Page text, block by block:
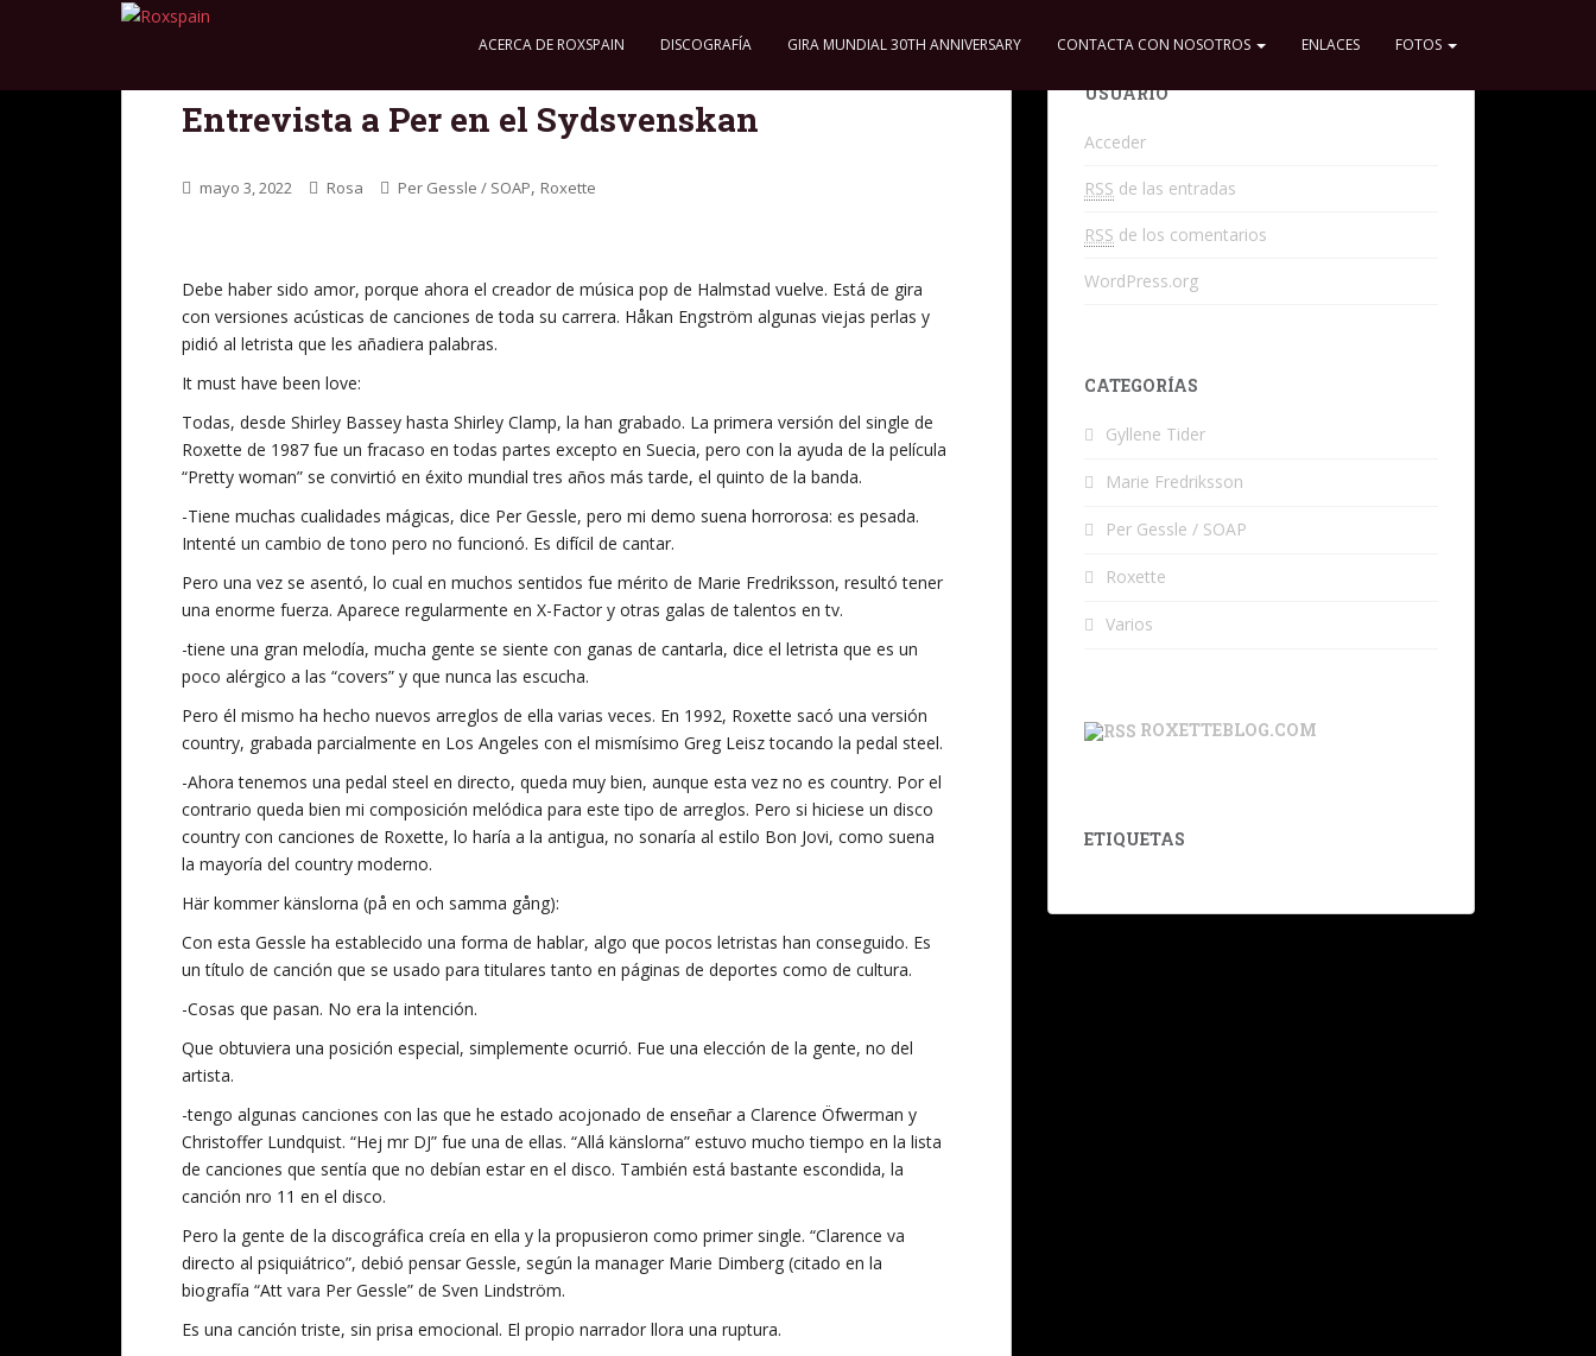
p
ACERCA DE ROXSPAIN DISCOGRAFÍA GIRA MUNDIAL 30TH ANNIVERSARY CONTACTA CON NOSOTROS ENLACES FOTOS
Entrevista a Per en el Sydsvenskan
mayo 3, 2022 Rosa Per Gessle / SOAP, Roxette
Debe haber sido amor, porque ahora el creador de música pop de Halmstad vuelve. Está de gira
con versiones acústicas de canciones de toda su carrera. Håkan Engström algunas viejas perlas y
pidió al letrista que les añadiera palabras.
It must have been love:
Todas, desde Shirley Bassey hasta Shirley Clamp, la han grabado. La primera versión del single de
Roxette de 1987 fue un fracaso en todas partes excepto en Suecia, pero con la ayuda de la película
“Pretty woman” se convirtió en éxito mundial tres años más tarde, el quinto de la banda.
-Tiene muchas cualidades mágicas, dice Per Gessle, pero mi demo suena horrorosa: es pesada.
Intenté un cambio de tono pero no funcionó. Es difícil de cantar.
Pero una vez se asentó, lo cual en muchos sentidos fue mérito de Marie Fredriksson, resultó tener
una enorme fuerza. Aparece regularmente en X-Factor y otras galas de talentos en tv.
-tiene una gran melodía, mucha gente se siente con ganas de cantarla, dice el letrista que es un
poco alérgico a las “covers” y que nunca las escucha.
Pero él mismo ha hecho nuevos arreglos de ella varias veces. En 1992, Roxette sacó una versión
country, grabada parcialmente en Los Angeles con el mismísimo Greg Leisz tocando la pedal steel.
-Ahora tenemos una pedal steel en directo, queda muy bien, aunque esta vez no es country. Por el
contrario queda bien mi composición melódica para este tipo de arreglos. Pero si hiciese un disco
country con canciones de Roxette, lo haría a la antigua, no sonaría al estilo Bon Jovi, como suena
la mayoría del country moderno.
Här kommer känslorna (på en och samma gång):
Con esta Gessle ha establecido una forma de hablar, algo que pocos letristas han conseguido. Es
un título de canción que se usado para titulares tanto en páginas de deportes como de cultura.
-Cosas que pasan. No era la intención.
Que obtuviera una posición especial, simplemente ocurrió. Fue una elección de la gente, no del
artista.
-tengo algunas canciones con las que he estado acojonado de enseñar a Clarence Öfwerman y
Christoffer Lundquist. “Hej mr DJ” fue una de ellas. “Allá känslorna” estuvo mucho tiempo en la lista
de canciones que sentía que no debían estar en el disco. También está bastante escondida, la
canción nro 11 en el disco.
Pero la gente de la discográfica creía en ella y la propusieron como primer single. “Clarence va
directo al psiquiátrico”, debió pensar Gessle, según la manager Marie Dimberg (citado en la
biografía “Att vara Per Gessle” de Sven Lindström.
Es una canción triste, sin prisa emocional. El propio narrador llora una ruptura.
USUARIO
Acceder
RSS de las entradas
RSS de los comentarios
WordPress.org
CATEGORÍAS
Gyllene Tider
Marie Fredriksson
Per Gessle / SOAP
Roxette
Varios
ROXETTEBLOG.COM
ETIQUETAS